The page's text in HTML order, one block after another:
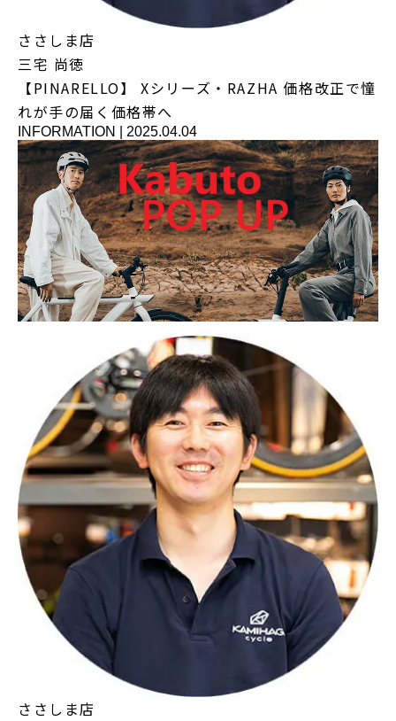
ささしま店
三宅 尚徳
【PINARELLO】 Xシリーズ・RAZHA 価格改正で憧
れが手の届く価格帯へ
INFORMATION 2025.04.04
ささしま店